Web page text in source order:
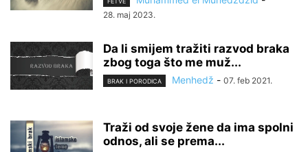
28. maj 2023.
Da li smijem tražiti razvod braka
zbog toga što me muž...
BRAK I PORODICA Menhedž - 07. feb 2021.
Traži od svoje žene da ima spolni
odnos, ali se prema...